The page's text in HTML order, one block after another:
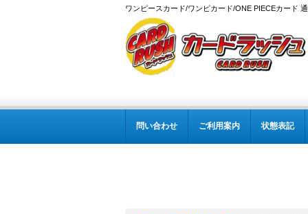
ワンピースカード/ワンピカード/ONE PIECEカード
問い合わせ ご利用案内 状態表記